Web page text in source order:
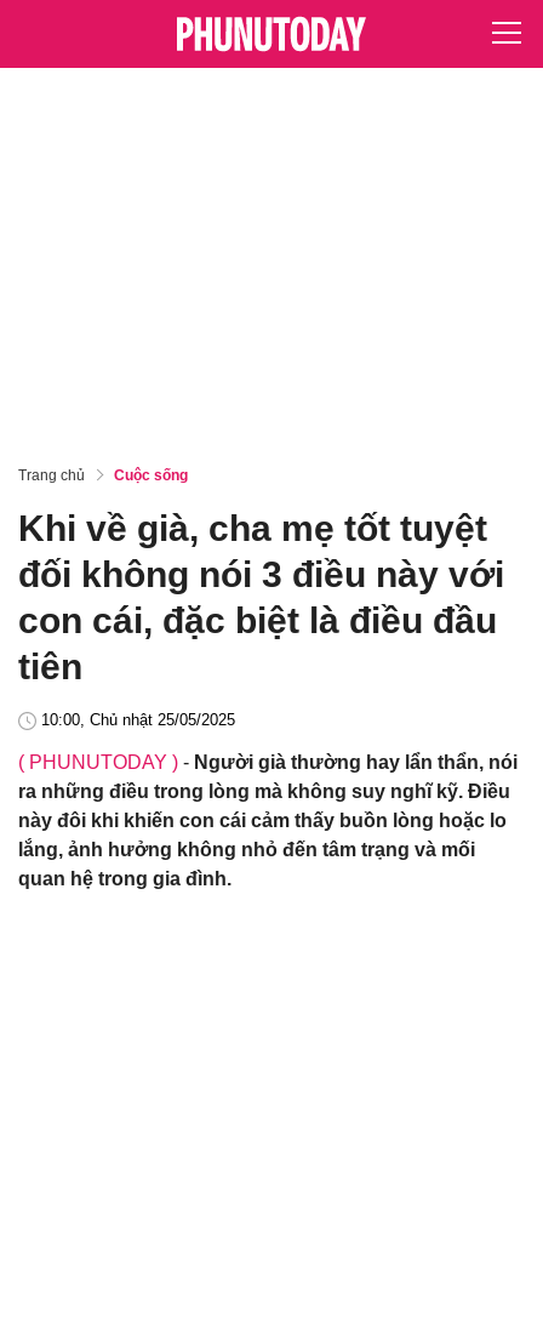
Trang chủ Cuộc sống
Khi về già, cha mẹ tốt tuyệt
đối không nói 3 điều này với
con cái, đặc biệt là điều đầu
tiên
10:00, Chủ nhật 25/05/2025
( PHUNUTODAY ) - Người già thường hay lẩn thẩn, nói
ra những điều trong lòng mà không suy nghĩ kỹ. Điều
này đôi khi khiến con cái cảm thấy buồn lòng hoặc lo
lắng, ảnh hưởng không nhỏ đến tâm trạng và mối
quan hệ trong gia đình.